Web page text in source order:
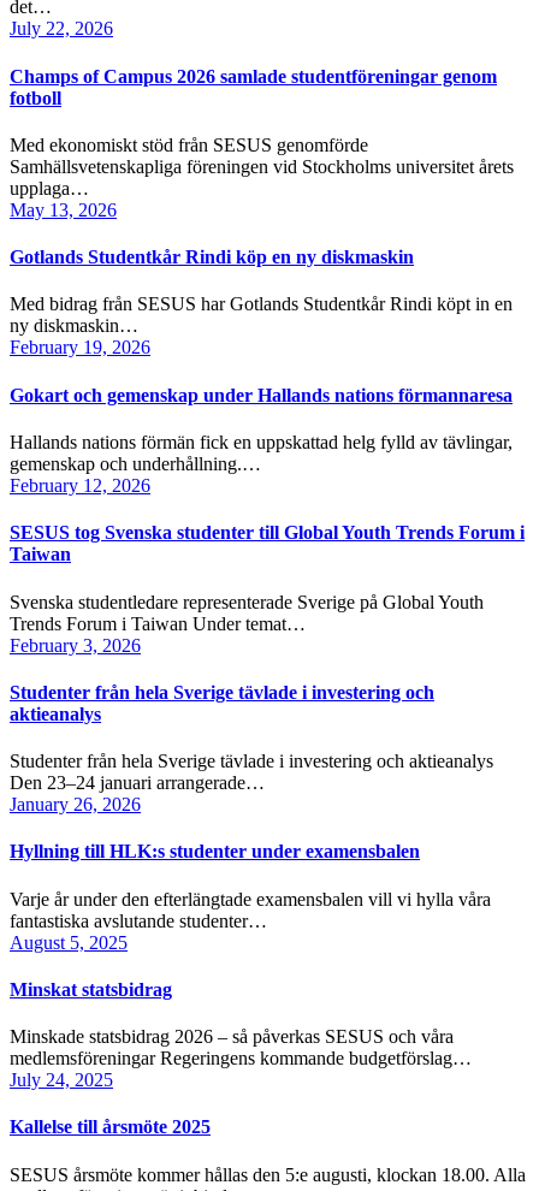
det…
July 22, 2026
Champs of Campus 2026 samlade studentföreningar genom
fotboll
Med ekonomiskt stöd från SESUS genomförde
Samhällsvetenskapliga föreningen vid Stockholms universitet årets
upplaga…
May 13, 2026
Gotlands Studentkår Rindi köp en ny diskmaskin
Med bidrag från SESUS har Gotlands Studentkår Rindi köpt in en
ny diskmaskin…
February 19, 2026
Gokart och gemenskap under Hallands nations förmannaresa
Hallands nations förmän fick en uppskattad helg fylld av tävlingar,
gemenskap och underhållning.…
February 12, 2026
SESUS tog Svenska studenter till Global Youth Trends Forum i
Taiwan
Svenska studentledare representerade Sverige på Global Youth
Trends Forum i Taiwan Under temat…
February 3, 2026
Studenter från hela Sverige tävlade i investering och
aktieanalys
Studenter från hela Sverige tävlade i investering och aktieanalys
Den 23–24 januari arrangerade…
January 26, 2026
Hyllning till HLK:s studenter under examensbalen
Varje år under den efterlängtade examensbalen vill vi hylla våra
fantastiska avslutande studenter…
August 5, 2025
Minskat statsbidrag
Minskade statsbidrag 2026 – så påverkas SESUS och våra
medlemsföreningar Regeringens kommande budgetförslag…
July 24, 2025
Kallelse till årsmöte 2025
SESUS årsmöte kommer hållas den 5:e augusti, klockan 18.00. Alla